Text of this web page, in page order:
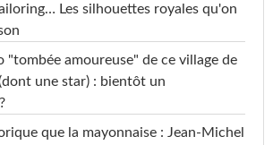
Les silhouettes royales qu'on
"tombée amoureuse" de ce village de
une star) : bientôt un
que la mayonnaise : Jean-Michel